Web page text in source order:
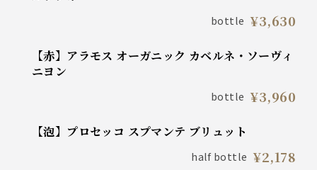
bottle ¥3,630
【赤】アラモス オーガニック カベルネ・ソーヴィ
ニヨン
bottle ¥3,960
【泡】プロセッコ スプマンテ ブリュット
half bottle ¥2,178